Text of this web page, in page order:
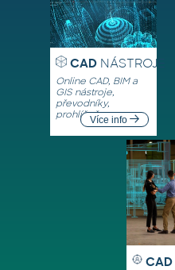
CADNÁSTROJE
Online CAD, BIM a
GIS nástroje,
převodníky,
prohlížečeVíce info
CAD